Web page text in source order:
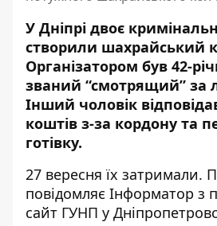
У Дніпрі двоє
створили шахрайський
Організатором був 42-
званий “смотрящий” за
Інший чоловік
коштів з-за кордону та
готівку.
27 вересня їх затримали.
повідомляє Інформатор з
сайт ГУНП у